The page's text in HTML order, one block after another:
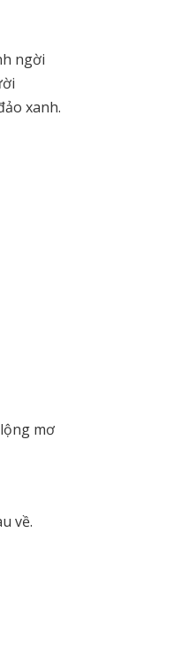
ngời
xanh.
mơ
về.